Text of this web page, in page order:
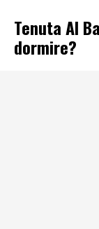
Tenuta Al
dormire?